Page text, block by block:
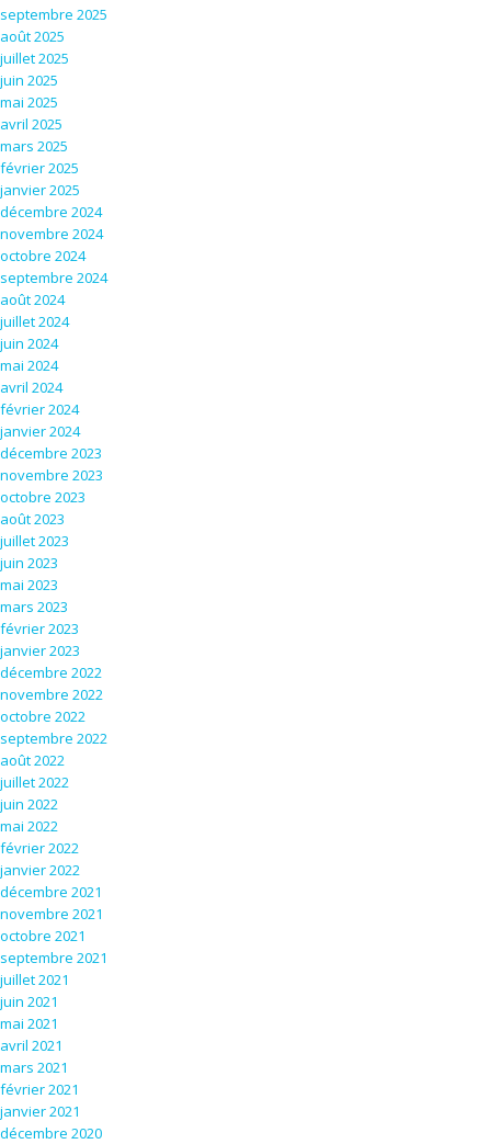
septembre 2025
août 2025
juillet 2025
juin 2025
mai 2025
avril 2025
mars 2025
février 2025
janvier 2025
décembre 2024
novembre 2024
octobre 2024
septembre 2024
août 2024
juillet 2024
juin 2024
mai 2024
avril 2024
février 2024
janvier 2024
décembre 2023
novembre 2023
octobre 2023
août 2023
juillet 2023
juin 2023
mai 2023
mars 2023
février 2023
janvier 2023
décembre 2022
novembre 2022
octobre 2022
septembre 2022
août 2022
juillet 2022
juin 2022
mai 2022
février 2022
janvier 2022
décembre 2021
novembre 2021
octobre 2021
septembre 2021
juillet 2021
juin 2021
mai 2021
avril 2021
mars 2021
février 2021
janvier 2021
décembre 2020